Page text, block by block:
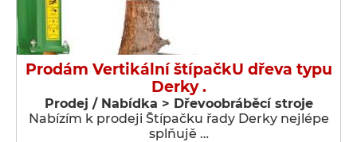
Prodám Vertikální štípačkU dřeva typu
Derky .
Prodej / Nabídka > Dřevoobráběcí stroje
Nabízím k prodeji Štípačku řady Derky nejlépe
splňujě …